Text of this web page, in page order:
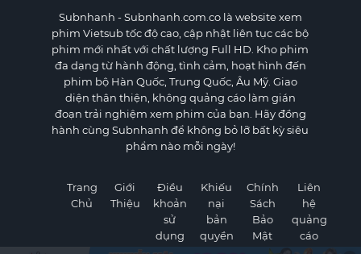
Subnhanh - Subnhanh.com.co là website xem
phim Vietsub tốc độ cao, cập nhật liên tục các bộ
phim mới nhất với chất lượng Full HD. Kho phim
đa dạng từ hành động, tình cảm, hoạt hình đến
phim bộ Hàn Quốc, Trung Quốc, Âu Mỹ. Giao
diện thân thiện, không quảng cáo làm gián
đoạn trải nghiệm xem phim của bạn. Hãy đồng
hành cùng Subnhanh để không bỏ lỡ bất kỳ siêu
phẩm nào mỗi ngày!
Trang
Chủ
Giới
Thiệu
Điều
khoản
sử
dụng
Khiếu
nại
bản
quyền
Chính
Sách
Bảo
Mật
Liên
hệ
quảng
cáo